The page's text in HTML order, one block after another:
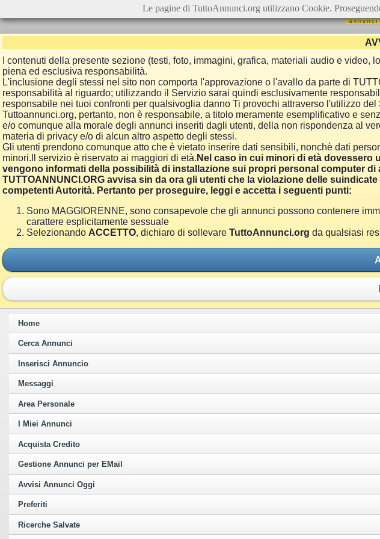
I contenuti della presente sezione (testi, foto, immagini, grafica, materiali audio e
piena ed esclusiva responsabilità.
L'inclusione degli stessi nel sito non comporta l'approvazione o l'avallo da parte di
responsabilità al riguardo; utilizzando il Servizio sarai quindi esclusivamente
responsabile nei tuoi confronti per qualsivoglia danno Ti provochi attraverso l'utilizzo del
Tuttoannunci.org, pertanto, non è responsabile, a titolo meramente esemplificativo e
e/o comunque alla morale degli annunci inseriti dagli utenti, della non rispondenza al
materia di privacy e/o di alcun altro aspetto degli stessi.
Gli utenti prendono comunque atto che è vietato inserire dati sensibili, nonchè dati
minori.Il servizio è riservato ai maggiori di età. Nel caso in cui minori di età dovessero
vengono informati della possibilità di installazione sui propri personal computer
TUTTOANNUNCI.ORG avvisa sin da ora gli utenti che la violazione delle
competenti Autorità. Pertanto per proseguire, leggi e accetta i seguenti punti:
Sono MAGGIORENNE, sono consapevole che gli annunci possono contenere
carattere esplicitamente sessuale
Selezionando ACCETTO, dichiaro di sollevare TuttoAnnunci.org da qualsiasi
Home
Cerca Annunci
Inserisci Annuncio
Messaggi
Area Personale
I Miei Annunci
Acquista Credito
Gestione Annunci per EMail
Avvisi Annunci Oggi
Preferiti
Ricerche Salvate
Le pagine di TuttoAnnunci.org utilizzano Cookie.